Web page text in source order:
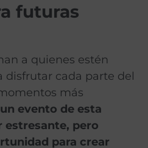
futuras
a quienes estén
disfrutar cada parte del
más
evento de esta
estresante, pero
para crear